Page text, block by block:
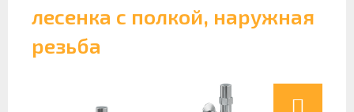
лесенка с полкой, наружная
резьба